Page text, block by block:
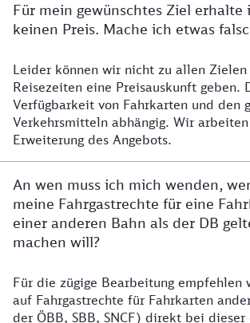
Für mein gewünschtes Ziel erhalte
keinen Preis. Mache ich etwas
Für mein gewünschtes Ziel erhalte
Leider können wir nicht zu allen
Reisezeiten eine Preisauskunft geben.
Verfügbarkeit von Fahrkarten und den
Verkehrsmitteln abhängig. Wir
Erweiterung des Angebots.
An wen muss ich mich wenden,
meine Fahrgastrechte für eine
einer anderen Bahn als der DB
machen will?
An wen muss ich mich wenden,
Für die zügige Bearbeitung empfehlen
auf Fahrgastrechte für Fahrkarten
der ÖBB, SBB, SNCF) direkt bei dieser